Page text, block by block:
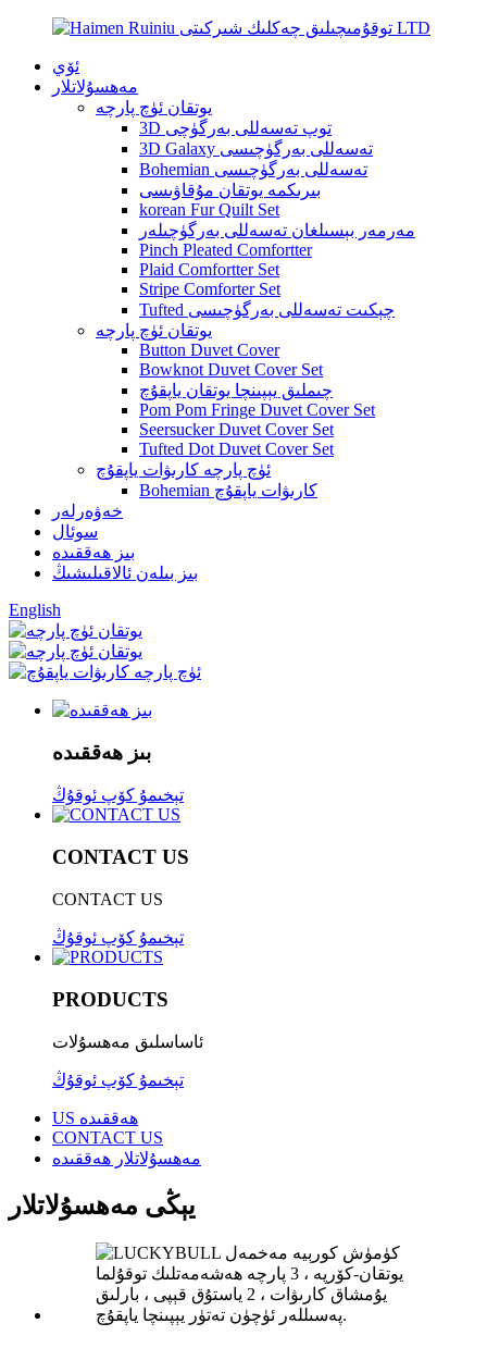
ئۆي
مەھسۇلاتلار
يوتقان ئۈچ پارچە
3D توپ تەسەللى بەرگۈچى
3D Galaxy تەسەللى بەرگۈچىسى
Bohemian تەسەللى بەرگۈچىسى
بىرىكمە يوتقان مۇقاۋىسى
korean Fur Quilt Set
مەرمەر بېسىلغان تەسەللى بەرگۈچىلەر
Pinch Pleated Comfortter
Plaid Comfortter Set
Stripe Comforter Set
Tufted چېكىت تەسەللى بەرگۈچىسى
يوتقان ئۈچ پارچە
Button Duvet Cover
Bowknot Duvet Cover Set
چىملىق يېپىنچا يوتقان ياپقۇچ
Pom Pom Fringe Duvet Cover Set
Seersucker Duvet Cover Set
Tufted Dot Duvet Cover Set
ئۈچ پارچە كارىۋات ياپقۇچ
Bohemian كارىۋات ياپقۇچ
خەۋەرلەر
سوئال
بىز ھەققىدە
بىز بىلەن ئالاقىلىشىڭ
English
بىز ھەققىدە
تېخىمۇ كۆپ ئوقۇڭ
CONTACT US
CONTACT US
تېخىمۇ كۆپ ئوقۇڭ
PRODUCTS
ئاساسلىق مەھسۇلات
تېخىمۇ كۆپ ئوقۇڭ
US ھەققىدە
CONTACT US
مەھسۇلاتلار ھەققىدە
يېڭى مەھسۇلاتلار